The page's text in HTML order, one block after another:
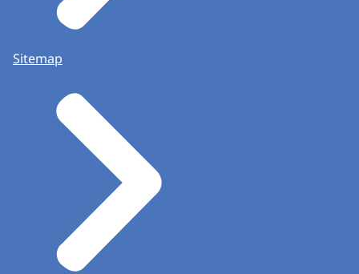
Sitemap